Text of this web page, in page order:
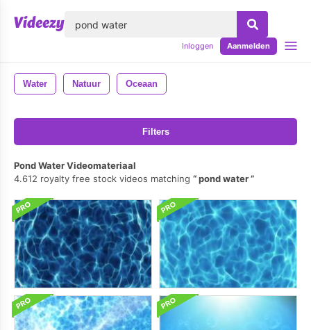
Inloggen Aanmelden
Water Natuur Oceaan
Filters
Pond Water Videomateriaal
4.612 royalty free stock videos matching
pond water